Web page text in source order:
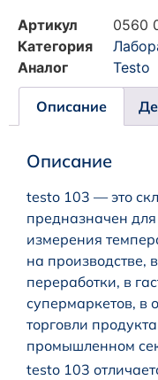
Артикул
0560
Категория
Аналог
Testo
Описание
Описание
testo 103 — это
предназначен для
измерения
на производстве,
переработки, в
супермаркетов, в
торговли
промышленном
testo 103